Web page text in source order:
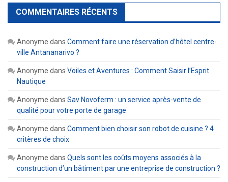
COMMENTAIRES RÉCENTS
Anonyme dans Comment faire une réservation d’hôtel centre-
ville Antananarivo ?
Anonyme dans Voiles et Aventures : Comment Saisir l’Esprit
Nautique
Anonyme dans Sav Novoferm : un service après-vente de
qualité pour votre porte de garage
Anonyme dans Comment bien choisir son robot de cuisine ? 4
critères de choix
Anonyme dans Quels sont les coûts moyens associés à la
construction d’un bâtiment par une entreprise de construction ?